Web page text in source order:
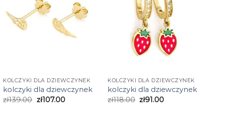
KOLCZYKI DLA DZIEWCZYNEK
kolczyki dla dziewczynek
zł139.00 zł107.00
KOLCZYKI DLA DZIEWCZYNEK
kolczyki dla dziewczynek
zł118.00 zł91.00